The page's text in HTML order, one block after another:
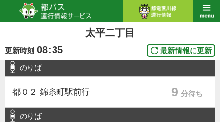
太平二丁目
更新時刻 08:35 最新情報に更新
のりば
都０２ 錦糸町駅前行 9 分待ち
のりば